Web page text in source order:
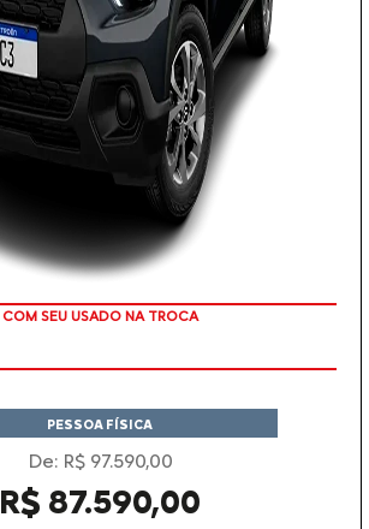
TAXA ZERO
PESSOA FÍSICA
De: R$ 97.590,00
R$ 87.590,00